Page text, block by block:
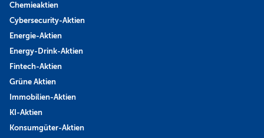
Chemieaktien
Cybersecurity-Aktien
Energie-Aktien
Energy-Drink-Aktien
Fintech-Aktien
Grüne Aktien
Immobilien-Aktien
KI-Aktien
Konsumgüter-Aktien